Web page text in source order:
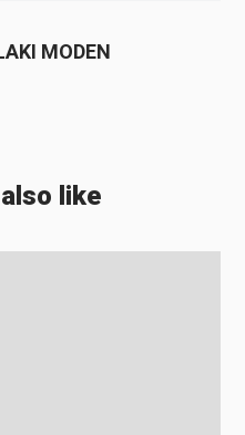
MODEN
like